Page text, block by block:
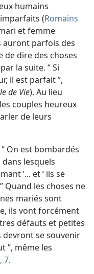
humains
(Romains
et femme
auront parfois des
de dire des choses
la suite. “ Si
il est parfait ”,
de Vie). Au lieu
couples heureux
de leurs
On est bombardés
dans lesquels
’... et ‘ ils se
Quand les choses ne
mariés sont
ils vont forcément
défauts et petites
devront se souvenir
”, même les
7.